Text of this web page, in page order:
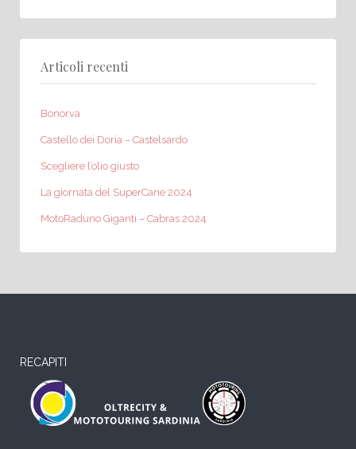
Articoli recenti
Bonorva
Castello dei Doria – Castelsardo
Scegliere l’olio giusto
La giornata del SuperCane 2024
MotoRaduno Giganti – Cabras 2024
RECAPITI